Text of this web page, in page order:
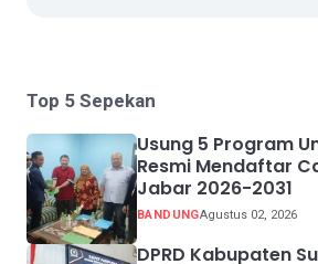
Top 5 Sepekan
Usung 5 Program
Resmi Mendaftar
Jabar 2026-2031
BANDUNGAgustus 02, 2026
DPRD Kabupaten